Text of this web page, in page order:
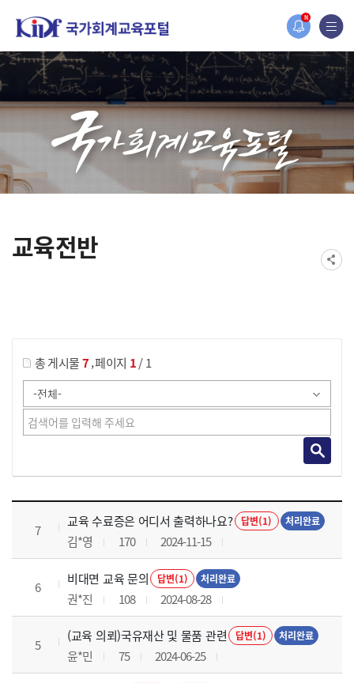
N
홈페이지가 새롭게 개편되었습니다.
한국조세재정연구원홈페이지가 새롭게 개설되었습니다.
교육전반
총 게시물7,페이지 1/ 1
교육전반 목록 으로 번호, 제목, 작성자, 조회수, 등록 일로 나열 되고 있습니다.
7
교육 수료증은 어디서 출력하나요? 답변(1) 처리완료
김*영 170 2024-11-15
6
비대면 교육 문의 답변(1) 처리완료
권*진 108 2024-08-28
5
(교육 의뢰)국유재산 및 물품 관련 답변(1) 처리완료
윤*민 75 2024-06-25